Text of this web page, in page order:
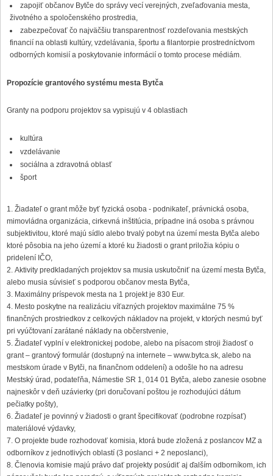
zapojiť občanov Bytče do správy vecí verejných, zveľaďovania mesta,
životného a spoločenského prostredia,
zabezpečovať čo najväčšiu transparentnosť rozdeľovania mestských
financií na oblasti kultúry, vzdelávania, športu a filantorpie prostredníctvom
odborných komisií a poskytovanie informácií o tomto procese médiám.
Propozície grantového systému mesta Bytča
Granty na podporu projektov sa vypisujú v 4 oblastiach
kultúra
vzdelávanie
sociálna a zdravotná oblasť
šport
Žiadateľ o grant môže byť fyzická osoba - podnikateľ, právnická osoba,
mimovládna organizácia, cirkevná inštitúcia, prípadne iná osoba s právnou
subjektivitou, ktoré majú sídlo alebo trvalý pobyt na území mesta Bytča alebo
ktoré pôsobia na jeho území a ktoré ku žiadosti o grant priložia kópiu o
pridelení IČO,
Aktivity predkladaných projektov sa musia uskutočniť na území mesta Bytča,
alebo musia súvisieť s podporou občanov mesta Bytča,
Maximálny príspevok mesta na 1 projekt je 830 Eur.
Mesto poskytne na realizáciu víťazných projektov maximálne 75 %
finančných prostriedkov z celkových nákladov na projekt, v ktorých nesmú byť
pri vyúčtovaní zarátané náklady na občerstvenie,
Žiadateľ vyplní v elektronickej podobe, alebo na písacom stroji žiadosť o
grant – grantový formulár (dostupný na internete – www.bytca.sk, alebo na
mestskom úrade v Bytči, na finančnom oddelení) a odošle ho na adresu
Mestský úrad, podateľňa, Námestie SR 1, 014 01 Bytča, alebo zanesie osobne
najneskôr v deň uzávierky (pri doručovaní poštou je rozhodujúci dátum
pečiatky pošty),
Žiadateľ je povinný v žiadosti o grant špecifikovať (podrobne rozpísať)
materiálové výdavky,
O projekte bude rozhodovať komisia, ktorá bude zložená z poslancov MZ a
odborníkov z jednotlivých oblastí (3 poslanci + 2 neposlanci),
Členovia komisie majú právo dať projekty posúdiť aj ďalším odborníkom, ich